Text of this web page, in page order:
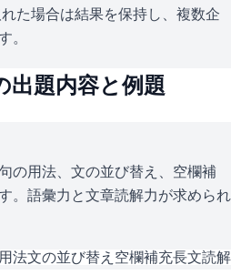
た場合は結果を保持し、複数企
。
出題内容と例題
の用法、文の並び替え、空欄補
。語彙力と文章読解力が求められ
法文の並び替え 空欄補充長文読解